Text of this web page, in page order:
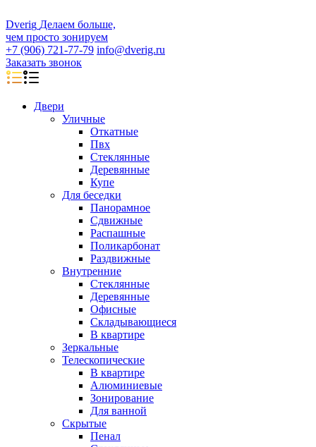
Dverig Делаем больше,
чем просто зонируем
+7 (906) 721-77-79 info@dverig.ru
Заказать звонок
Двери
Уличные
Откатные
Пвх
Стеклянные
Деревянные
Купе
Для беседки
Панорамное
Сдвижные
Распашные
Поликарбонат
Раздвижные
Внутренние
Стеклянные
Деревянные
Офисные
Складывающиеся
В квартире
Зеркальные
Телескопические
В квартире
Алюминиевые
Зонирование
Для ванной
Скрытые
Пенал